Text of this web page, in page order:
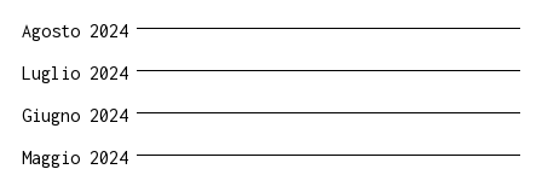
Agosto 2024
Luglio 2024
Giugno 2024
Maggio 2024